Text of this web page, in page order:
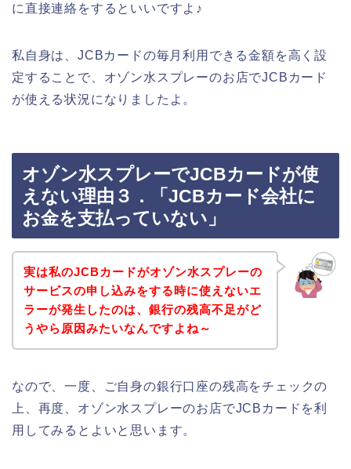
に直接連絡をするといいですよ♪
私自身は、JCBカードの毎月利用できる金額を高く設
定することで、オゾン水スプレーのお店でJCBカード
が使える状況になりましたよ。
オゾン水スプレーでJCBカードが使
えない理由３．「JCBカード会社に
お金を支払っていない」
実は私のJCBカードがオゾン水スプレーの
サービスの申し込みをする時に使えないエ
ラーが発生したのは、銀行の残高不足がど
うやら原因みたいなんですよね～
なので、一度、ご自身の銀行口座の残高をチェックの
上、再度、オゾン水スプレーのお店でJCBカードを利
用してみるとよいと思います。